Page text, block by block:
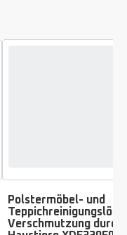
Polstermöbel- und
Verschmutzung durch